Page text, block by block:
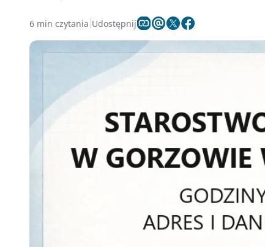
6 min czytania Udostępnij